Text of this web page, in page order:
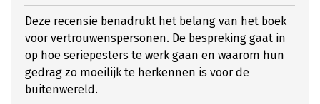
Deze recensie benadrukt het belang van het boek
voor vertrouwenspersonen. De bespreking gaat in
op hoe seriepesters te werk gaan en waarom hun
gedrag zo moeilijk te herkennen is voor de
buitenwereld.